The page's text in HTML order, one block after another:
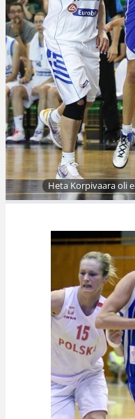
Heta Korpivaara oli